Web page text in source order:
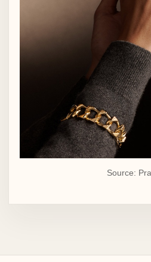
Source: